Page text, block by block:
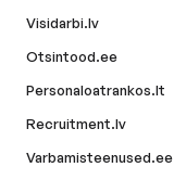
Visidarbi.lv
Otsintood.ee
Personaloatrankos.lt
Recruitment.lv
Varbamisteenused.ee